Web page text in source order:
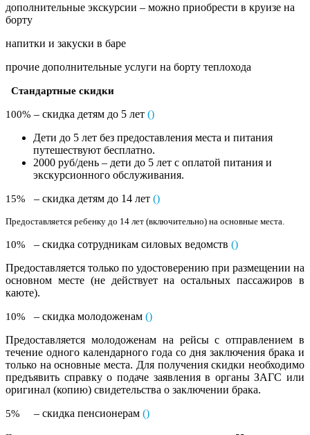
дополнительные экскурсии – можно приобрести в круизе на
борту
напитки и закуски в баре
прочие дополнительные услуги на борту теплохода
Стандартные скидки
100% – скидка детям до 5 лет ()
Дети до 5 лет без предоставления места и питания
путешествуют бесплатно.
2000 руб/день – дети до 5 лет с оплатой питания и
экскурсионного обслуживания.
15% – скидка детям до 14 лет ()
Предоставляется ребенку до 14 лет (включительно) на основные места.
10% – скидка сотрудникам силовых ведомств ()
Предоставляется только по удостоверению при размещении на
основном месте (не действует на остальных пассажиров в
каюте).
10% – скидка молодоженам ()
Предоставляется молодоженам на рейсы с отправлением в
течение одного календарного года со дня заключения брака и
только на основные места. Для получения скидки необходимо
предъявить справку о подаче заявления в органы ЗАГС или
оригинал (копию) свидетельства о заключении брака.
5% – скидка пенсионерам ()